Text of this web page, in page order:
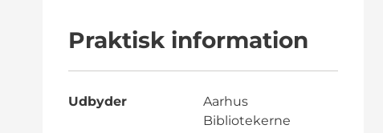
Praktisk information
Udbyder
Aarhus
Bibliotekerne